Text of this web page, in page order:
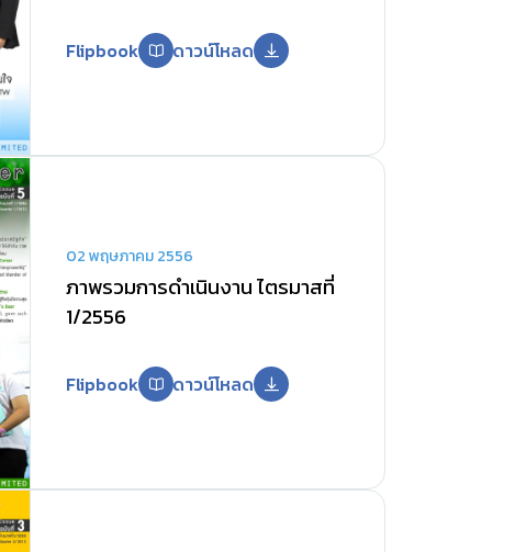
Flipbook ดาวน์โหลด
02 พฤษภาคม 2556
ภาพรวมการดำเนินงาน ไตรมาสที่
1/2556
Flipbook ดาวน์โหลด